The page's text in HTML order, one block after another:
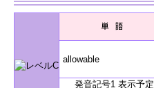
allowable
発音記号1 表示予定